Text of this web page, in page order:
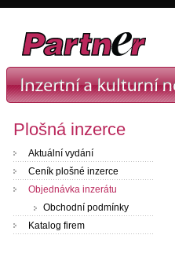
Plošná inzerce
Aktuální vydání
Ceník plošné inzerce
Objednávka inzerátu
Obchodní podmínky
Katalog firem